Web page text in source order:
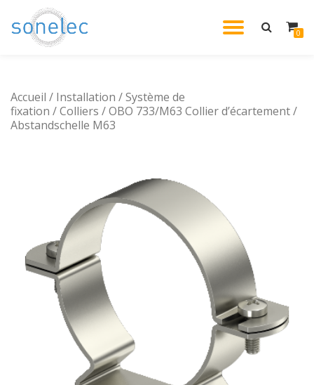
Aller
0
Accueil / Installation /Système de
fixation /Colliers / OBO 733/M63 Collier d’écartement /
Abstandschelle M63